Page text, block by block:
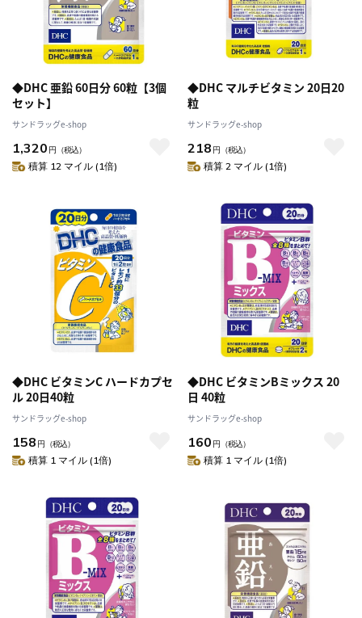
◆DHC 亜鉛 60日分 60粒【3個
セット】
サンドラッグe-shop
1,320 円 （税込）
積算 12 マイル (1倍)
◆DHC マルチビタミン 20日20
粒
サンドラッグe-shop
218 円 （税込）
積算 2 マイル (1倍)
◆DHC ビタミンC ハードカプセ
ル 20日40粒
サンドラッグe-shop
158 円 （税込）
積算 1 マイル (1倍)
◆DHC ビタミンBミックス 20
日 40粒
サンドラッグe-shop
160 円 （税込）
積算 1 マイル (1倍)